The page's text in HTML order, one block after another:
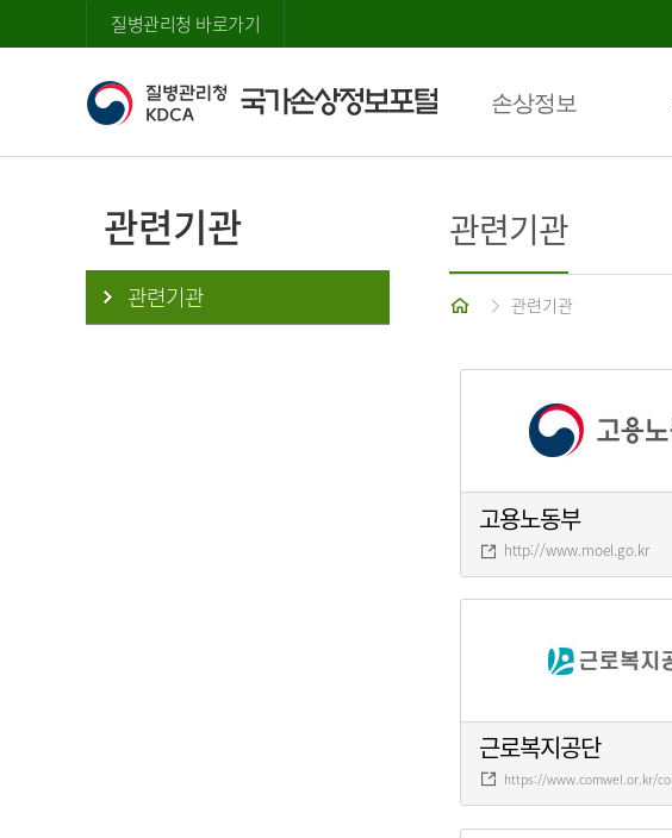
질병관리청 바로가기
손상정보
관련기관
관련기관
관련기관
홈 관련기관
고용노동부
http://www.moel.go.kr
근로복지공단
https://www.comwel.or.kr/